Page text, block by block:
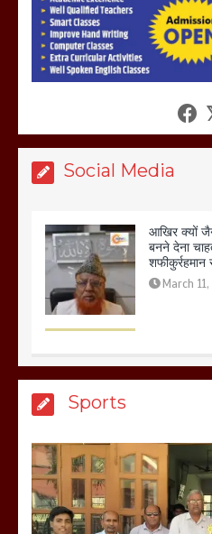
Social Media
आखिर क्यों
शफीकुर्रहमान
बिजली
ने सरकार को
March 8,
March 6,
Sports